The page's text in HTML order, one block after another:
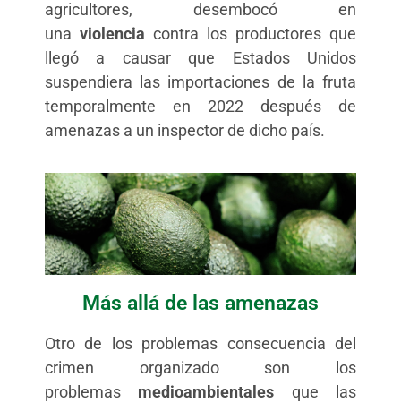
agricultores, desembocó en
una violencia contra los productores que
llegó a causar que Estados Unidos
suspendiera las importaciones de la fruta
temporalmente en 2022 después de
amenazas a un inspector de dicho país.
Más allá de las amenazas
Otro de los problemas consecuencia del
crimen organizado son los
problemas medioambientales que las